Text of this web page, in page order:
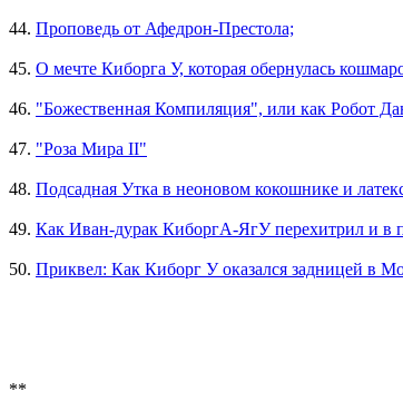
44. Проповедь от Афедрон-Престола;
45. О мечте Киборга У, которая обернулась
46. "Божественная Компиляция", или как Робот
47. "Роза Мира II"
48. Подсадная Утка в неоновом кокошнике и
49. Как Иван-дурак КиборгА-ЯгУ перехитрил и в
50. Приквел: Как Киборг У оказался задницей в
**